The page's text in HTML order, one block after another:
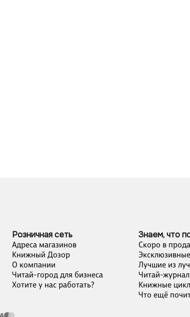
Розничная сеть
Адреса магазинов
Книжный Дозор
О компании
Читай-город для бизнеса
Хотите у нас работать?
Знаем, что
Скоро в
Лучшие из
Читай-журнал
Книжные
Что ещё